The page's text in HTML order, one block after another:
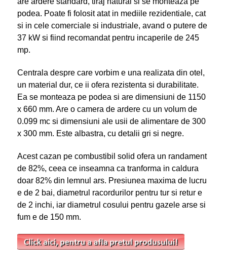
podea. Poate fi folosit atat in mediile rezidentiale, cat
si in cele comerciale si industriale, avand o putere de
37 kW si fiind recomandat pentru incaperile de 245
mp.
Centrala despre care vorbim e una realizata din otel,
un material dur, ce ii ofera rezistenta si durabilitate.
Ea se monteaza pe podea si are dimensiuni de 1150
x 660 mm. Are o camera de ardere cu un volum de
0.099 mc si dimensiuni ale usii de alimentare de 300
x 300 mm. Este albastra, cu detalii gri si negre.
Acest cazan pe combustibil solid ofera un randament
de 82%, ceea ce inseamna ca tranforma in caldura
doar 82% din lemnul ars. Presiunea maxima de lucru
e de 2 bai, diametrul racordurilor pentru tur si retur e
de 2 inchi, iar diametrul cosului pentru gazele arse si
fum e de 150 mm.